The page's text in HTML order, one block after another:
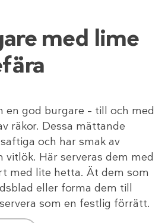
med lime
en god burgare – till och med
räkor. Dessa mättande
och har smak av
vitlök. Här serveras dem med
med lite hetta. Ät dem som
eller forma dem till
som en festlig förrätt.